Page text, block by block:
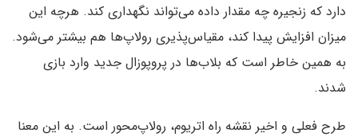
دارد که زنجیره چه مقدار داده می‌تواند نگهداری کند. هرچه این
میزان افزایش پیدا کند، مقیاس‌پذیری رولاپ‌ها هم بیشتر می‌شود.
به همین خاطر است که بلاب‌ها در پروپوزال‌ جدید وارد بازی
شدند.
طرح فعلی و اخیر نقشه راه اتریوم،‌ رولاپ‌محور است. به این معنا